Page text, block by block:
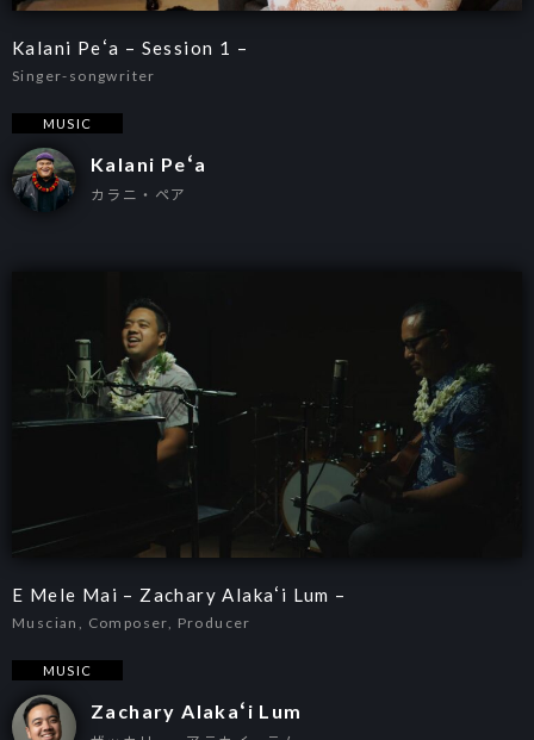
Kalani Peʻa – Session 1 –
Singer-songwriter
MUSIC
Kalani Peʻa
カラニ・ペア
E Mele Mai – Zachary Alakaʻi Lum –
Muscian, Composer, Producer
MUSIC
Zachary Alakaʻi Lum